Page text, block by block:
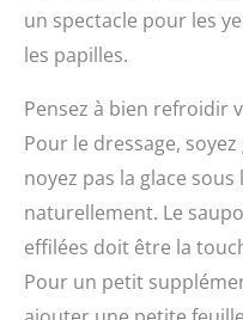
un spectacle pour les
les papilles.
Pensez à bien refroidir
Pour le dressage,
noyez pas la glace
naturellement. Le
effilées doit être la
Pour un petit